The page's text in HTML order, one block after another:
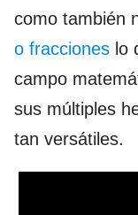
como también
o fracciones lo
campo
sus múltiples
tan versátiles.